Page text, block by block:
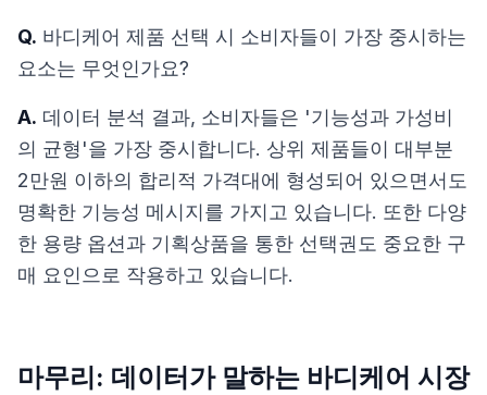
Q. 바디케어 제품 선택 시 소비자들이 가장 중시하는
요소는 무엇인가요?
A. 데이터 분석 결과, 소비자들은 '기능성과 가성비
의 균형'을 가장 중시합니다. 상위 제품들이 대부분
2만원 이하의 합리적 가격대에 형성되어 있으면서도
명확한 기능성 메시지를 가지고 있습니다. 또한 다양
한 용량 옵션과 기획상품을 통한 선택권도 중요한 구
매 요인으로 작용하고 있습니다.
마무리: 데이터가 말하는 바디케어 시장